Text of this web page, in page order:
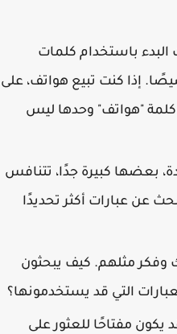
باستخدام كلمات
إذا كنت تبيع هواتف، على
"هواتف" وحدها ليس
كبيرة جدًا، تتنافس
عن عبارات أكثر تحديدًا
مثلهم. كيف يبحثون
التي قد يستخدمونها؟
مفتاحًا للعثور على